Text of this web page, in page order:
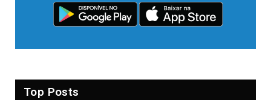
Top Posts